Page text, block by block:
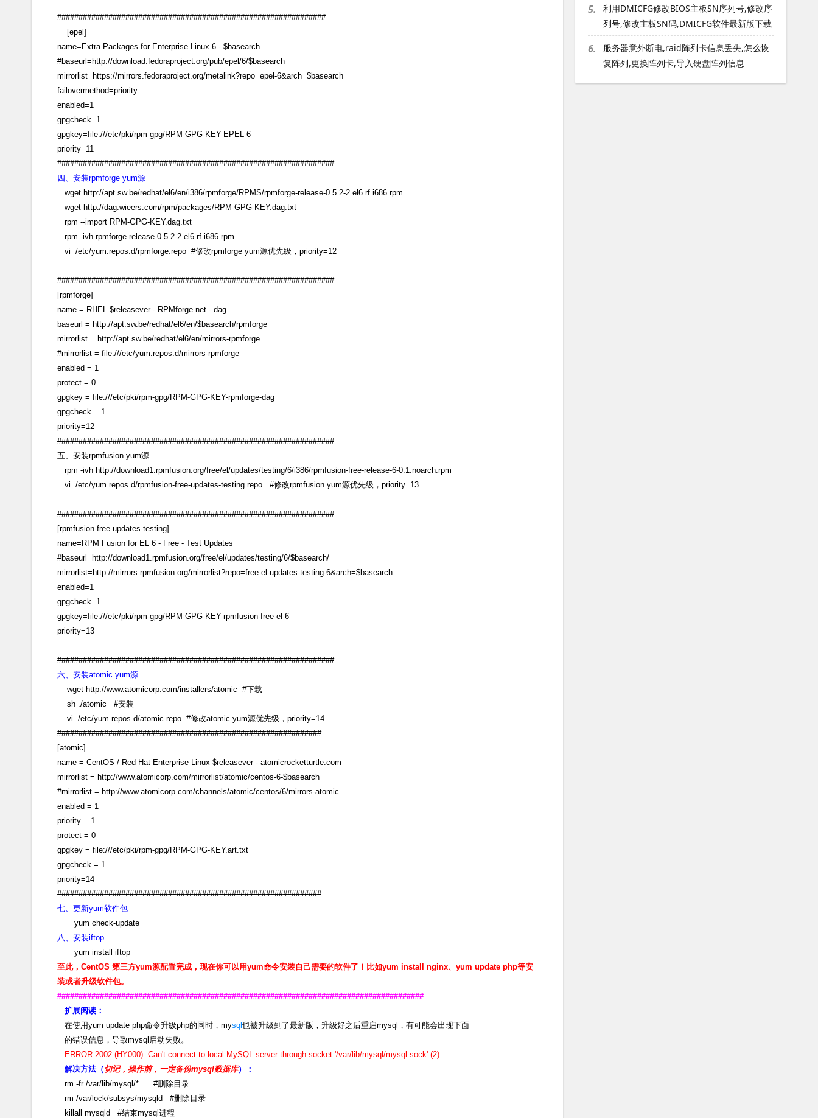
###############################################################
[epel]
name=Extra Packages for Enterprise Linux 6 - $basearch
#baseurl=http://download.fedoraproject.org/pub/epel/6/$basearch
mirrorlist=https://mirrors.fedoraproject.org/metalink?repo=epel-6&arch=$basearch
failovermethod=priority
enabled=1
gpgcheck=1
gpgkey=file:///etc/pki/rpm-gpg/RPM-GPG-KEY-EPEL-6
priority=11
#################################################################
四、安装rpmforge yum源
wget http://apt.sw.be/redhat/el6/en/i386/rpmforge/RPMS/rpmforge-release-0.5.2-2.el6.rf.i686.rpm
wget http://dag.wieers.com/rpm/packages/RPM-GPG-KEY.dag.txt
rpm --import RPM-GPG-KEY.dag.txt
rpm -ivh rpmforge-release-0.5.2-2.el6.rf.i686.rpm
vi /etc/yum.repos.d/rpmforge.repo #修改rpmforge yum源优先级，priority=12
#################################################################
[rpmforge]
name = RHEL $releasever - RPMforge.net - dag
baseurl = http://apt.sw.be/redhat/el6/en/$basearch/rpmforge
mirrorlist = http://apt.sw.be/redhat/el6/en/mirrors-rpmforge
#mirrorlist = file:///etc/yum.repos.d/mirrors-rpmforge
enabled = 1
protect = 0
gpgkey = file:///etc/pki/rpm-gpg/RPM-GPG-KEY-rpmforge-dag
gpgcheck = 1
priority=12
#################################################################
五、安装rpmfusion yum源
rpm -ivh http://download1.rpmfusion.org/free/el/updates/testing/6/i386/rpmfusion-free-release-6-0.1.noarch.rpm
vi /etc/yum.repos.d/rpmfusion-free-updates-testing.repo #修改rpmfusion yum源优先级，priority=13
#################################################################
[rpmfusion-free-updates-testing]
name=RPM Fusion for EL 6 - Free - Test Updates
#baseurl=http://download1.rpmfusion.org/free/el/updates/testing/6/$basearch/
mirrorlist=http://mirrors.rpmfusion.org/mirrorlist?repo=free-el-updates-testing-6&arch=$basearch
enabled=1
gpgcheck=1
gpgkey=file:///etc/pki/rpm-gpg/RPM-GPG-KEY-rpmfusion-free-el-6
priority=13
#################################################################
六、安装atomic yum源
wget http://www.atomicorp.com/installers/atomic #下载
sh ./atomic #安装
vi /etc/yum.repos.d/atomic.repo #修改atomic yum源优先级，priority=14
##############################################################
[atomic]
name = CentOS / Red Hat Enterprise Linux $releasever - atomicrocketturtle.com
mirrorlist = http://www.atomicorp.com/mirrorlist/atomic/centos-6-$basearch
#mirrorlist = http://www.atomicorp.com/channels/atomic/centos/6/mirrors-atomic
enabled = 1
priority = 1
protect = 0
gpgkey = file:///etc/pki/rpm-gpg/RPM-GPG-KEY.art.txt
gpgcheck = 1
priority=14
##############################################################
七、更新yum软件包
yum check-update
八、安装iftop
yum install iftop
至此，CentOS 第三方yum源配置完成，现在你可以用yum命令安装自己需要的软件了！ 比如yum install nginx、yum update php等安
装或者升级软件包。
######################################################################################
扩展阅读：
在使用yum update php命令升级php的同时，mysql 也被升级到了最新版，升级好之后重启mysql，有可能会出现下面
的错误信息，导致mysql启动失败。
ERROR 2002 (HY000): Can't connect to local MySQL server through socket '/var/lib/mysql/mysql.sock' (2)
解决方法（切记，操作前，一定备份mysql数据库）：
rm -fr /var/lib/mysql/* #删除目录
rm /var/lock/subsys/mysqld #删除目录
killall mysqld #结束mysql进程
5.
利用DMICFG修改BIOS主板SN序列号,修改序
列号,修改主板SN码,DMICFG软件最新版下载
6.
服务器意外断电,raid阵列卡信息丢失,怎么恢
复阵列,更换阵列卡,导入硬盘阵列信息